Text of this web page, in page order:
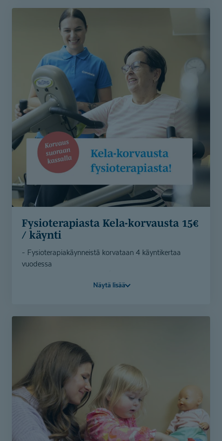
varattavissa soittamalla asiakaspalveluumme 010 525
8801 tai lähettämällä yhteydenottolomake.
Lähetä lomake - etsimme sinulle sopivan
toimintaterapeutin
Lähetä lomake - etsimme sinulle sopivan
puheterapeutin
Lähetä lomake - etsimme sinulle sopivan
fysioterapeutin
Varaa aika fysioterapiaan
Fysiotera­piasta Kela-korvausta 15€
/ käynti
- Fysioterapiakäynneistä korvataan 4 käyntikertaa
vuodessa
- Korvaus huomioidaan suoraan käynnin hinnassa
Varaa aika ajanvarauksestamme.
4 kerran fysioterapian sarjakortti on ostettavissa
verkkokaupastamme ja saat korvauksen verran
alennusta kassalla.
Verkkokauppa
Varaa aika
Näytä lisää